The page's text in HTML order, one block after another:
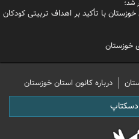
شد؛
با تأکید بر اهداف تربیتی کودکان
خوزستان
درباره کانون استان خوزستان